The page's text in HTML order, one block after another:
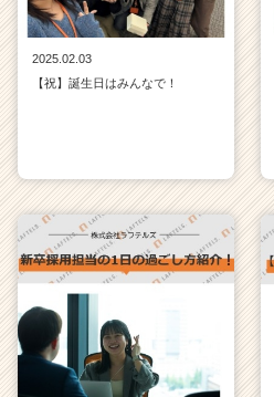
2025.02.03
【祝】誕生日はみんなで！